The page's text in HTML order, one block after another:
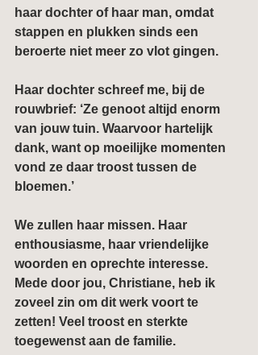
haar dochter of haar man, omdat
stappen en plukken sinds een
beroerte niet meer zo vlot gingen.
Haar dochter schreef me, bij de
rouwbrief: ‘Ze genoot altijd enorm
van jouw tuin. Waarvoor hartelijk
dank, want op moeilijke momenten
vond ze daar troost tussen de
bloemen.’
We zullen haar missen. Haar
enthousiasme, haar vriendelijke
woorden en oprechte interesse.
Mede door jou, Christiane, heb ik
zoveel zin om dit werk voort te
zetten! Veel troost en sterkte
toegewenst aan de familie.